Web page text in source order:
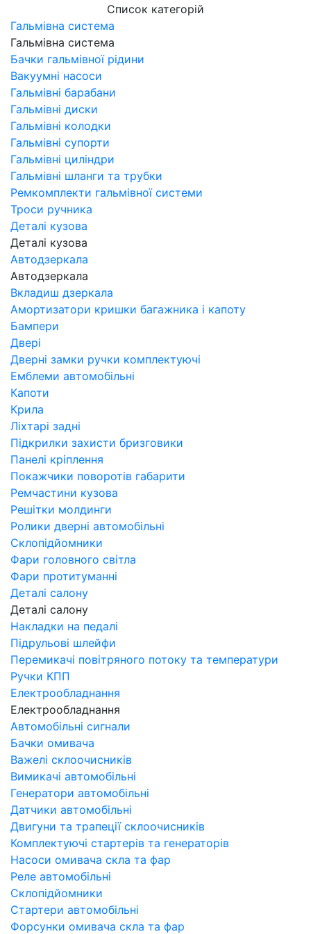
Список категорій
Гальмівна система
Гальмівна система
Бачки гальмівної рідини
Вакуумні насоси
Гальмівні барабани
Гальмівні диски
Гальмівні колодки
Гальмівні супорти
Гальмівні циліндри
Гальмівні шланги та трубки
Ремкомплекти гальмівної системи
Троси ручника
Деталі кузова
Деталі кузова
Автодзеркала
Автодзеркала
Вкладиш дзеркала
Амортизатори кришки багажника і капоту
Бампери
Двері
Дверні замки ручки комплектуючі
Емблеми автомобільні
Капоти
Крила
Ліхтарі задні
Підкрилки захисти бризговики
Панелі кріплення
Покажчики поворотів габарити
Ремчастини кузова
Решітки молдинги
Ролики дверні автомобільні
Склопідйомники
Фари головного світла
Фари протитуманні
Деталі салону
Деталі салону
Накладки на педалі
Підрульові шлейфи
Перемикачі повітряного потоку та температури
Ручки КПП
Електрообладнання
Електрообладнання
Автомобільні сигнали
Бачки омивача
Важелі склоочисників
Вимикачі автомобільні
Генератори автомобільні
Датчики автомобільні
Двигуни та трапеції склоочисників
Комплектуючі стартерів та генераторів
Насоси омивача скла та фар
Реле автомобільні
Склопідйомники
Стартери автомобільні
Форсунки омивача скла та фар